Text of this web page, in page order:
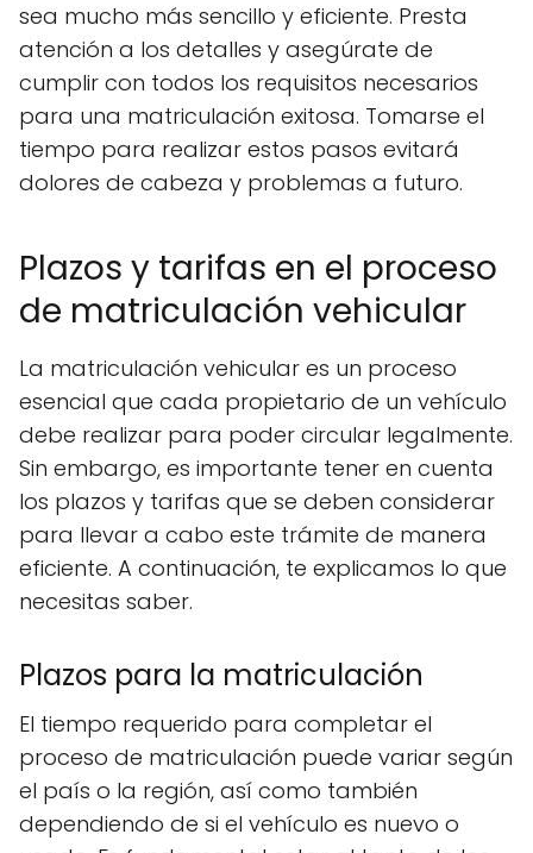
sea mucho más sencillo y eficiente. Presta
atención a los detalles y asegúrate de
cumplir con todos los requisitos necesarios
para una matriculación exitosa. Tomarse el
tiempo para realizar estos pasos evitará
dolores de cabeza y problemas a futuro.
Plazos y tarifas en el proceso
de matriculación vehicular
La matriculación vehicular es un proceso
esencial que cada propietario de un vehículo
debe realizar para poder circular legalmente.
Sin embargo, es importante tener en cuenta
los plazos y tarifas que se deben considerar
para llevar a cabo este trámite de manera
eficiente. A continuación, te explicamos lo que
necesitas saber.
Plazos para la matriculación
El tiempo requerido para completar el
proceso de matriculación puede variar según
el país o la región, así como también
dependiendo de si el vehículo es nuevo o